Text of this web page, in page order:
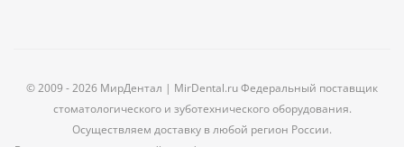
© 2009 - 2026 МирДентал | MirDental.ru Федеральный поставщик
стоматологического и зуботехнического оборудования.
Осуществляем доставку в любой регион России.